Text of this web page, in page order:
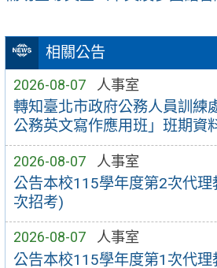
相關公告
2026-08-07 人事室
轉知臺北市政府公務人員訓練
公務英文寫作應用班」班期資
2026-08-07 人事室
公告本校115學年度第2次代
次招考)
2026-08-07 人事室
公告本校115學年度第1次代